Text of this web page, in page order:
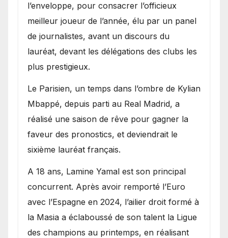
l’enveloppe, pour consacrer l’officieux
meilleur joueur de l’année, élu par un panel
de journalistes, avant un discours du
lauréat, devant les délégations des clubs les
plus prestigieux.
Le Parisien, un temps dans l’ombre de Kylian
Mbappé, depuis parti au Real Madrid, a
réalisé une saison de rêve pour gagner la
faveur des pronostics, et deviendrait le
sixième lauréat français.
A 18 ans, Lamine Yamal est son principal
concurrent. Après avoir remporté l’Euro
avec l’Espagne en 2024, l’ailier droit formé à
la Masia a éclaboussé de son talent la Ligue
des champions au printemps, en réalisant